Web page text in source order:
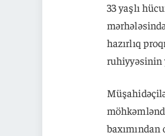
33 yaşlı
hazırlıq
ruhiyyəsinin
baxımından